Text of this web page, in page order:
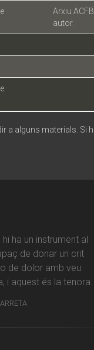
Arxiu
autor.
a alguns materials. Si
ha un instrument al
de donar un crit
de dolor amb veu
i aquest és la tenora.